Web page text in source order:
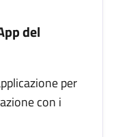
del
per
con i